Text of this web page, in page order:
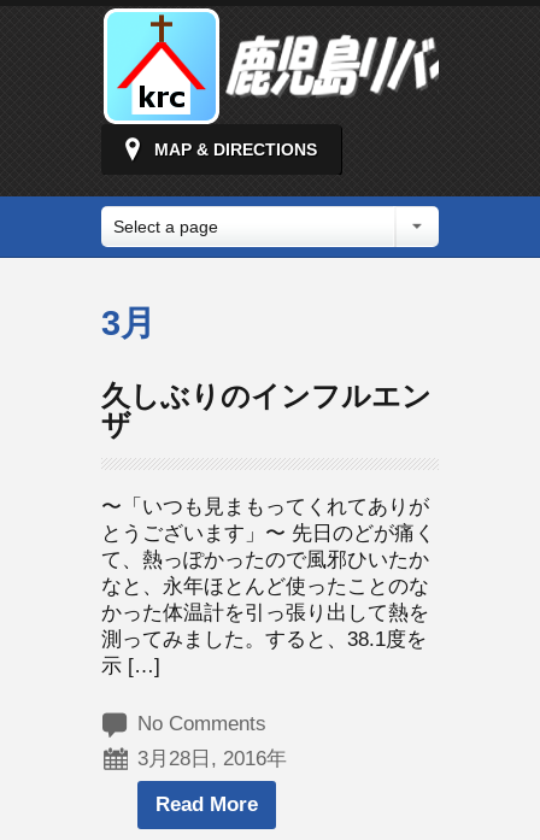
MAP & DIRECTIONS
Select a page
3月
久しぶりのインフルエン
ザ
〜「いつも見まもってくれてありが
とうございます」〜 先日のどが痛く
て、熱っぽかったので風邪ひいたか
なと、永年ほとんど使ったことのな
かった体温計を引っ張り出して熱を
測ってみました。すると、38.1度を
示 […]
No Comments
3月28日, 2016年
Read More